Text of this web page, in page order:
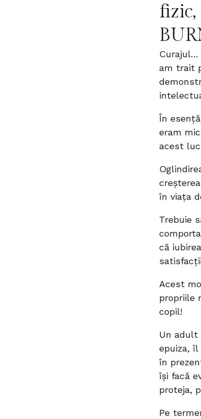
Curajul…
am trait
În
eram
acest
în viața
Trebuie
că
Acest
propriile
copil!
Un adult
epuiza,
în
își facă
proteja,
Pe